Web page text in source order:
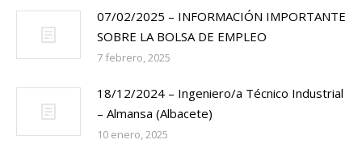
07/02/2025 – INFORMACIÓN IMPORTANTE
SOBRE LA BOLSA DE EMPLEO
7 febrero, 2025
18/12/2024 – Ingeniero/a Técnico Industrial
– Almansa (Albacete)
10 enero, 2025